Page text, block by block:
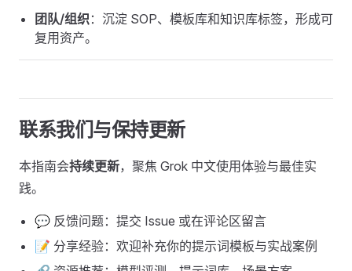
团队/组织：沉淀 SOP、模板库和知识库标签，形成可
复用资产。
联系我们与保持更新
本指南会持续更新，聚焦 Grok 中文使用体验与最佳实
践。
💬 反馈问题：提交 Issue 或在评论区留言
📝 分享经验：欢迎补充你的提示词模板与实战案例